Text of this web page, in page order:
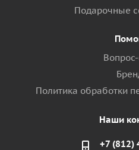
Подарочные
Политика обработки
Наши
+7 (812)